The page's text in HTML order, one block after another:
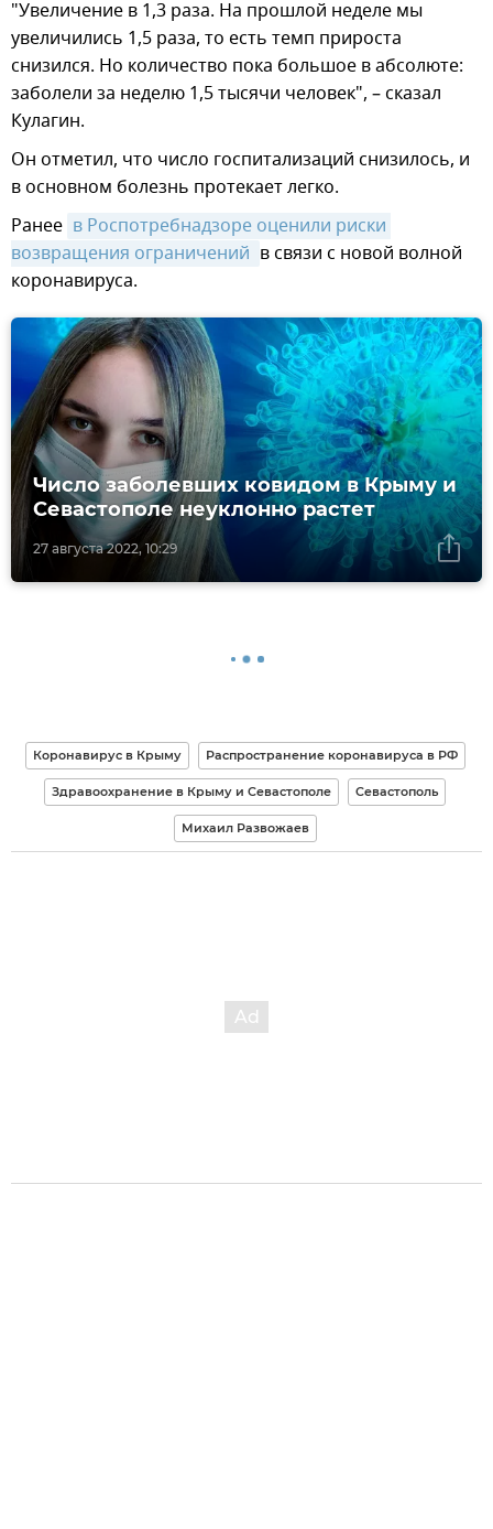
"Увеличение в 1,3 раза. На прошлой неделе мы
увеличились 1,5 раза, то есть темп прироста
снизился. Но количество пока большое в абсолюте:
заболели за неделю 1,5 тысячи человек", – сказал
Кулагин.
Он отметил, что число госпитализаций снизилось, и
в основном болезнь протекает легко.
Ранее в Роспотребнадзоре оценили риски
возвращения ограничений в связи с новой волной
коронавируса.
27 августа 2022, 10:29
Число заболевших ковидом в Крыму и
Севастополе неуклонно растет
Коронавирус в Крыму Распространение коронавируса в РФ
Здравоохранение в Крыму и Севастополе Севастополь
Михаил Развожаев